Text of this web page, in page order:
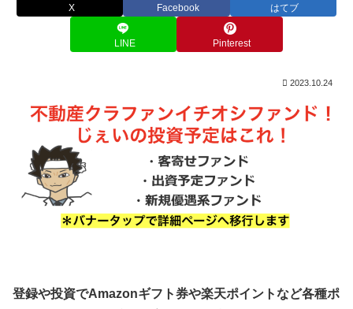
X Facebook はてブ
LINE Pinterest
2023.10.24
登録や投資でAmazonギフト券や楽天ポイントなど各種ポ